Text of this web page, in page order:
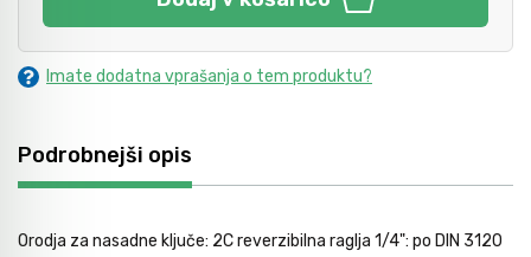
Imate dodatna vprašanja o tem produktu?
Podrobnejši opis
Orodja za nasadne ključe: 2C reverzibilna raglja 1/4": po DIN 3120